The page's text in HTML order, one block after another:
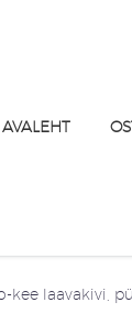
AVALEHT
kee laavakivi,